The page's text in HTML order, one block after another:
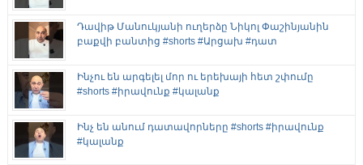
Դավիթ Մանուկյանի ուղերձը Նիկոլ Փաշինյանին
բաքվի բանտից #shorts #Արցախ #դատ
Ինչու են արգելել մոր ու երեխայի հետ շփումը
#shorts #իրավունք #կալանք
Ինչ են անում դատավորները #shorts #իրավունք
#կալանք